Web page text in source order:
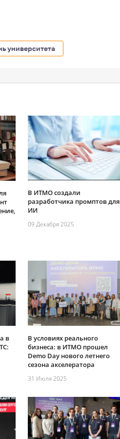
университета
В ИТМО создали
разработчика промптов для
ИИ
09 Декабря 2025
в
В условиях реального
бизнеса: в ИТМО прошел
Demo Day нового летнего
сезона акселератора
31 Июля 2025